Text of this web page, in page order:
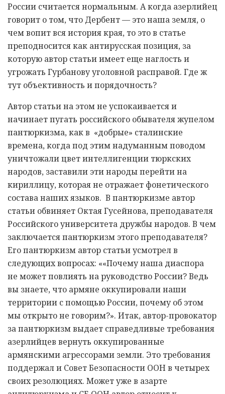
России считается нормальным. А когда азерлийец
говорит о том, что Дербент — это наша земля, о
чем вопит вся история края, то это в статье
преподносится как антирусская позиция, за
которую автор статьи имеет еще наглость и
угрожать Гурбанову уголовной расправой. Где ж
тут объективность и порядочность?
Автор статьи на этом не успокаивается и
начинает пугать российского обывателя жупелом
пантюркизма, как в «добрые» сталинские
времена, когда под этим надуманным поводом
уничтожали цвет интеллигенции тюркских
народов, заставили эти народы перейти на
кириллицу, которая не отражает фонетического
состава наших языков. В пантюркизме автор
статьи обвиняет Октая Гусейнова, преподавателя
Российского университета дружбы народов. В чем
заключается пантюркизм этого преподавателя?
Его пантюркизм автор статьи усмотрел в
следующих вопросах: ««Почему наша диаспора
не может повлиять на руководство России? Ведь
вы знаете, что армяне оккупировали наши
территории с помощью России, почему об этом
мы открыто не говорим?». Итак, автор-провокатор
за пантюркизм выдает справедливые требования
азерлийцев вернуть оккупированные
армянскими агрессорами земли. Это требования
поддержал и Совет Безопасности ООН в четырех
своих резолюциях. Может уже в азарте